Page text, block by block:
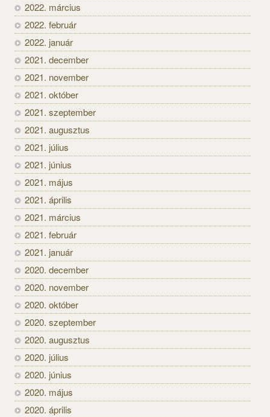
2022. március
2022. február
2022. január
2021. december
2021. november
2021. október
2021. szeptember
2021. augusztus
2021. július
2021. június
2021. május
2021. április
2021. március
2021. február
2021. január
2020. december
2020. november
2020. október
2020. szeptember
2020. augusztus
2020. július
2020. június
2020. május
2020. április